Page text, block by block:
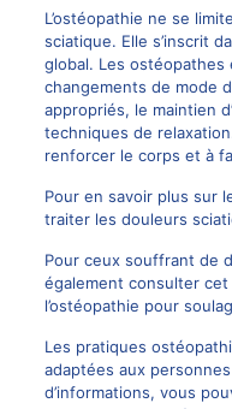
L’ostéopathie ne se
sciatique. Elle s’inscrit
global. Les
changements de mode
appropriés, le maintien
techniques de
renforcer le corps et à
Pour en savoir plus sur
traiter les douleurs
Pour ceux souffrant de
également consulter
l’ostéopathie pour
Les pratiques
adaptées aux
d’informations, vous